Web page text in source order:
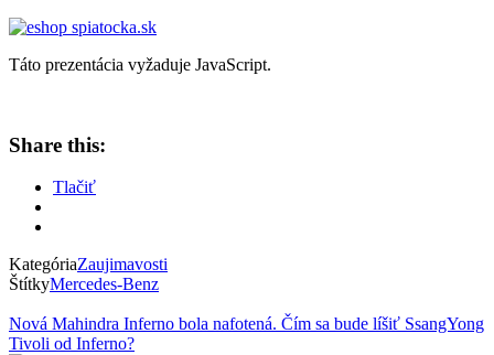
Táto prezentácia vyžaduje JavaScript.
Share this:
Tlačiť
KategóriaZaujimavosti
ŠtítkyMercedes-Benz
Nová Mahindra Inferno bola nafotená. Čím sa bude líšiť SsangYong
Tivoli od Inferno?